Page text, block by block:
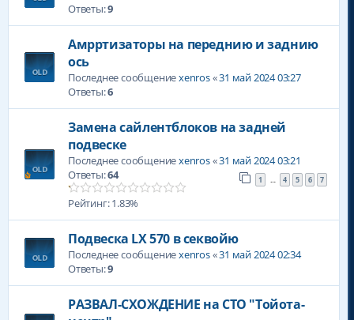
Ответы:9
Амрртизаторы на переднию и заднию
ось
Последнее сообщениеxenros«31 май 2024 03:27
Ответы:6
Замена сайлентблоков на задней
подвеске
Последнее сообщениеxenros«31 май 2024 03:21
Ответы:64 1 … 4 5 6 7
Рейтинг: 1.83%
Подвеска LX 570 в секвойю
Последнее сообщениеxenros«31 май 2024 02:34
Ответы:9
РАЗВАЛ-СХОЖДЕНИЕ на СТО "Тойота-